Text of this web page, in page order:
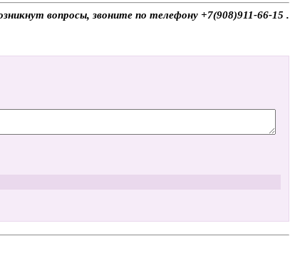
вопросы, звоните по телефону +7(908)911-66-15 .